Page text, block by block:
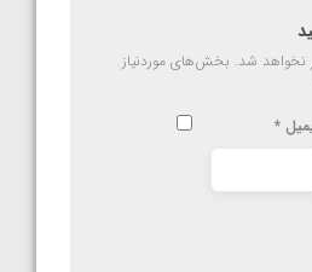
نخواهد شد. بخش‌های موردنیاز
*